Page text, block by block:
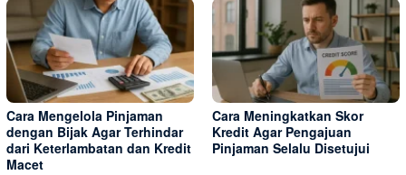
Cara Mengelola Pinjaman
dengan Bijak Agar Terhindar
dari Keterlambatan dan Kredit
Macet
Cara Meningkatkan Skor
Kredit Agar Pengajuan
Pinjaman Selalu Disetujui